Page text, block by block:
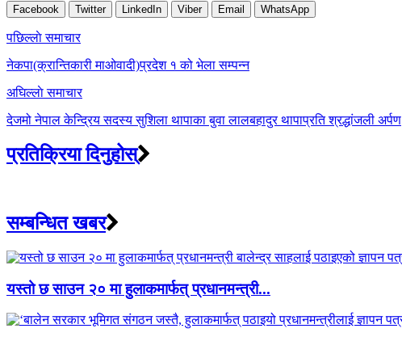
Facebook Twitter LinkedIn Viber Email WhatsApp
Post
navigation
पछिल्लाे समाचार
नेकपा(क्रान्तिकारी माओवादी)प्रदेश १ को भेला सम्पन्न
अघिल्लाे समाचार
देजमो नेपाल केन्द्रिय सदस्य सुशिला थापाका बुवा लालबहादुर थापाप्रति श्रद्धांजली अर्पण
प्रतिक्रिया दिनुहोस्
सम्बन्धित खबर
यस्तो छ साउन २० मा हुलाकमार्फत् प्रधानमन्त्री...